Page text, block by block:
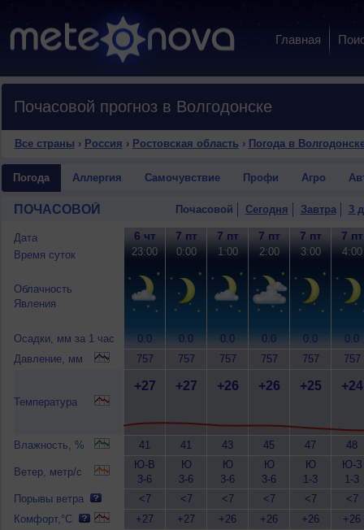
Главная
Почасовой прогноз в Волгодонске
Все страны › Россия › Ростовская область › Погода в
Погода Аллергия Самочувствие Профи Агро
ПОЧАСОВОЙ Почасовой Сегодня Завтра 3
Дата
Время суток
Облачность
Явления
Осадки, мм за 1 час
Давление, мм
Температура
Влажность, %
Ветер, метр/с
Порывы ветра
Комфорт,°C
6 чт
23:00
0.0
757
+27
41
Ю-В
3-6
<7
+27
7 пт
0:00
0.0
757
+27
41
Ю
3-6
<7
+27
7 пт
1:00
0.0
757
+26
43
Ю
3-6
<7
+26
7 пт
2:00
0.0
757
+26
45
Ю
3-6
<7
+26
7 пт
3:00
0.0
757
+25
47
Ю
1-3
<7
+26
7 пт
4:00
0.0
757
+24
48
Ю-З
1-3
<7
+26